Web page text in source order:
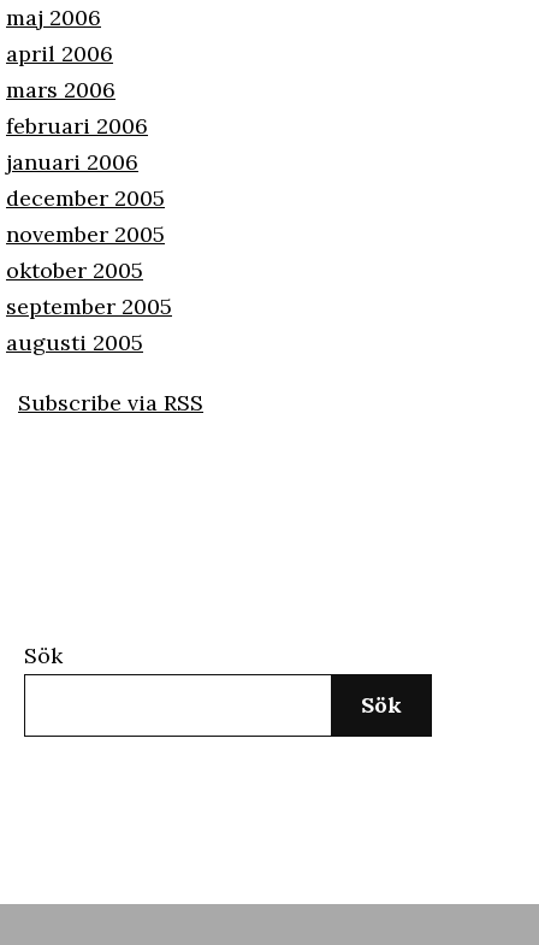
maj 2006
april 2006
mars 2006
februari 2006
januari 2006
december 2005
november 2005
oktober 2005
september 2005
augusti 2005
Subscribe via RSS
Sök
Sök